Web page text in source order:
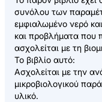
συνόλου των
εμφιαλωμένο νερό
και προβλήματα που
ασχολείται με τη
Το βιβλίο αυτό:
Ασχολείται με την
μικροβιολογικού
υλικό.